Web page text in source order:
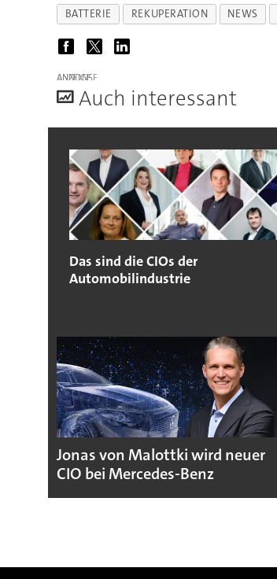
BATTERIE REKUPERATION NEWS
ANZEIGE
Auch interessant
Das sind die CIOs der
Automobilindustrie
Jonas von Malottki wird neuer
CIO bei Mercedes-Benz